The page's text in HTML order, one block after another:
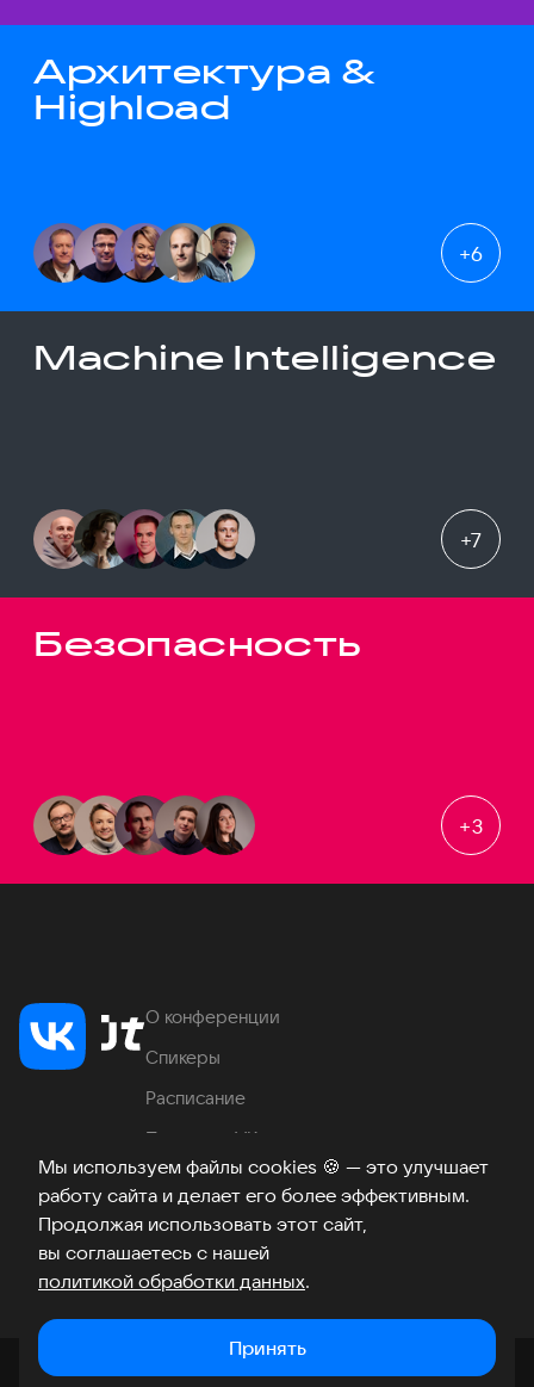
Мы используем файлы cookies 🍪 — это улучшает
работу сайта и делает его более эффективным.
Продолжая использовать этот сайт,
вы соглашаетесь с нашей
политикой обработки данных.
Принять
Закрыть
Архитектура &
Highload
+6
Machine Intelligence
+7
Безопасность
+3
О конференции
Спикеры
Расписание
Продукты VK
Место проведения
Часто задаваемые вопросы
ТелеграмВКонтакте
Хабр
Возникли вопросы? ©2026